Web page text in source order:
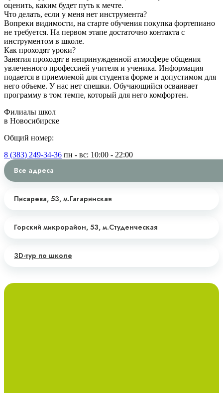
оценить, каким будет путь к мечте.
Что делать, если у меня нет инструмента?
Вопреки видимости, на старте обучения покупка фортепиано
не требуется. На первом этапе достаточно контакта с
инструментом в школе.
Как проходят уроки?
Занятия проходят в непринужденной атмосфере общения
увлеченного профессией учителя и ученика. Информация
подается в приемлемой для студента форме и допустимом для
него объеме. У нас нет спешки. Обучающийся осваивает
программу в том темпе, который для него комфортен.
Филиалы школ
в Новосибирске
Общий номер:
8 (383) 249-34-36 пн - вс: 10:00 - 22:00
Все адреса
Писарева, 53, м.Гагаринская
Горский микрорайон, 53, м.Студенческая
3D-тур по школе